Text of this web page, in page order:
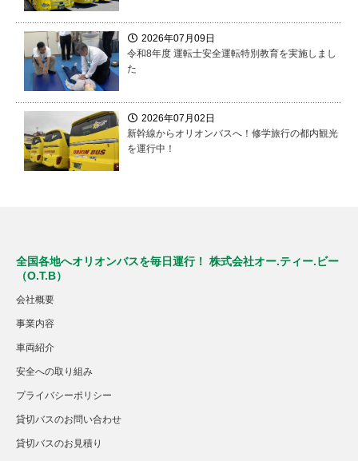
2026年07月09日
令和8年度 運転士安全運転特別教育を実施しまし
た
2026年07月02日
新幹線からオリオンバスへ！修学旅行の都内観光
を運行中！
全国各地へオリオンバスを毎日運行！ 株式会社オー.ティー.ビー
（O.T.B）
会社概要
事業内容
車両紹介
安全への取り組み
プライバシーポリシー
貸切バスのお問い合わせ
貸切バスのお見積り